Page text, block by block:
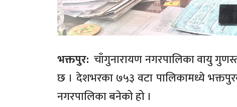
भक्तपुर: चाँगुनारायण नगरपालिका वायु
छ । देशभरका ७५३ वटा पालिकामध्ये
नगरपालिका बनेको हो ।